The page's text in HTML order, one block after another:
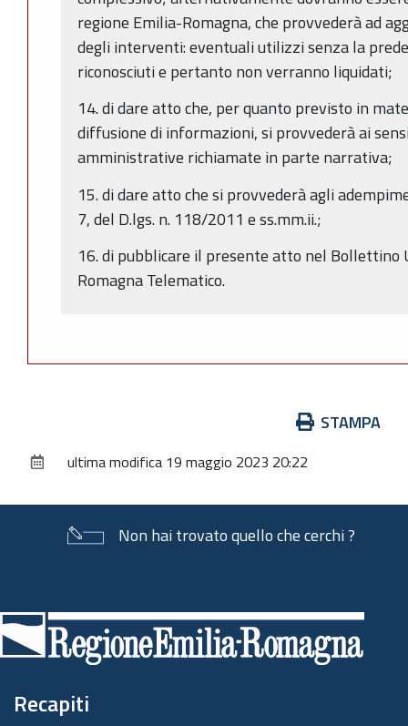
regione Emilia-Romagna, che provvederà ad
degli interventi: eventuali utilizzi senza la
riconosciuti e pertanto non verranno liquidati;
14. di dare atto che, per quanto previsto in
diffusione di informazioni, si provvederà ai
amministrative richiamate in parte narrativa;
15. di dare atto che si provvederà agli
7, del D.lgs. n. 118/2011 e ss.mm.ii.;
16. di pubblicare il presente atto nel Bollettino
Romagna Telematico.
documento
STAMPA
ultima modifica 19 maggio 2023 20:22
Non hai trovato quello che cerchi ?
di
pagina
Recapiti